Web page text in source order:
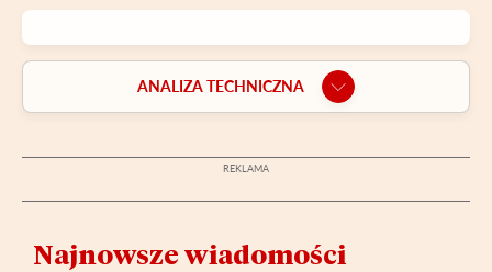
ANALIZA TECHNICZNA
Najnowsze wiadomości